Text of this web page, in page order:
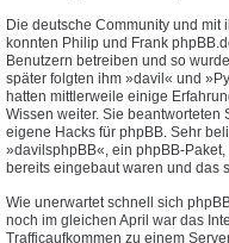
Die deutsche Community und mit
konnten Philip und Frank
Benutzern betreiben und so
später folgten ihm »davil« und
hatten mittlerweile einige
Wissen weiter. Sie beantworteten
eigene Hacks für phpBB. Sehr
»davilsphpBB«, ein phpBB-
bereits eingebaut waren und das
Wie unerwartet schnell sich
noch im gleichen April war das
Trafficaufkommen zu einem